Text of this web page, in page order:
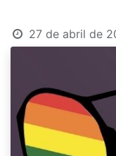
27 de abril de